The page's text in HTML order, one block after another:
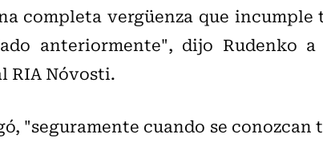
completa vergüenza que incumple
anteriormente", dijo Rudenko
RIA Nóvosti.
"seguramente cuando se conozcan